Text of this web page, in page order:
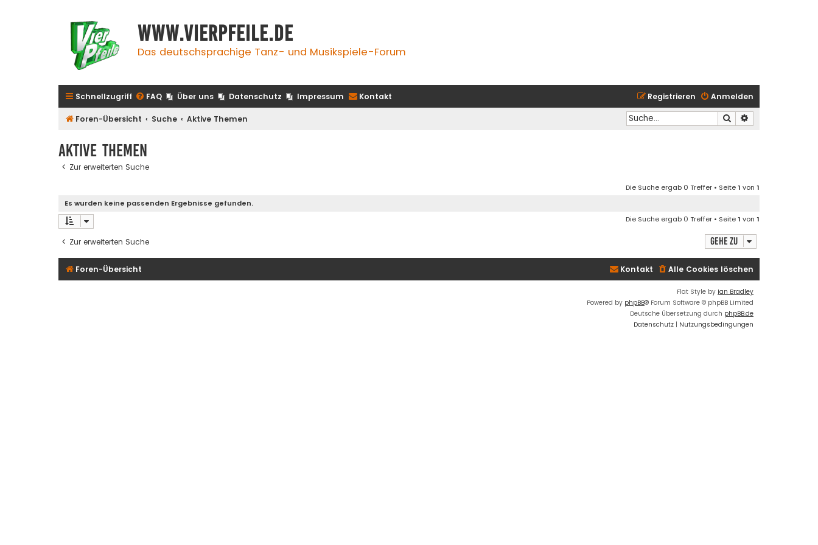
www.vierpfeile.de
Das deutschsprachige Tanz- und Musikspiele-Forum
Schnellzugriff FAQ Über uns Datenschutz Impressum Kontakt Anmelden
Registrieren
Foren-Übersicht Suche Aktive Themen Suche
Aktive Themen
Zur erweiterten Suche
Die Suche ergab 0 Treffer • Seite1 von 1
Es wurden keine passenden Ergebnisse gefunden.
Die Suche ergab 0 Treffer • Seite1 von 1
Zur erweiterten Suche Gehe zu
Foren-Übersicht Alle Cookies löschen
Kontakt
Flat Style by Ian Bradley
Powered by phpBB® Forum Software © phpBB Limited
Deutsche Übersetzung durch phpBB.de
Datenschutz | Nutzungsbedingungen